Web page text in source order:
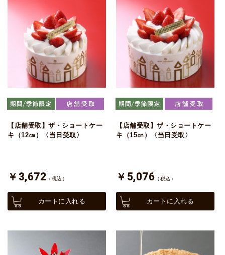
【店舗受取】ザ・ショートケー
キ（12㎝）〈当日受取〉
￥3,672 （税込）
カートに入れる
【店舗受取】ザ・ショートケー
キ（15㎝）〈当日受取〉
￥5,076 （税込）
カートに入れる